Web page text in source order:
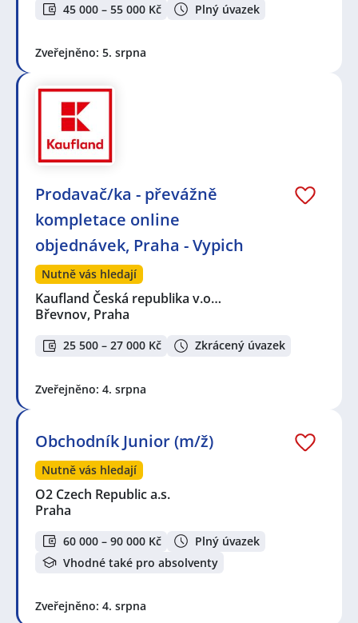
45 000 – 55 000 Kč Plný úvazek
Zveřejněno: 5. srpna
Prodavač/ka - převážně
kompletace online
objednávek, Praha - Vypich
Nutně vás hledají
Kaufland Česká republika v.o…
Břevnov, Praha
25 500 – 27 000 Kč Zkrácený úvazek
Zveřejněno: 4. srpna
Obchodník Junior (m/ž)
Nutně vás hledají
O2 Czech Republic a.s.
Praha
60 000 – 90 000 Kč
Plný úvazek
Vhodné také pro absolventy
Zveřejněno: 4. srpna